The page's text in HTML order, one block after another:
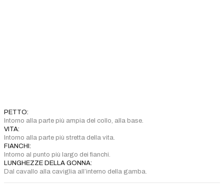
PETTO:
Intorno alla parte più ampia del collo, alla base.
VITA:
Intorno alla parte più stretta della vita.
FIANCHI:
Intorno al punto più largo dei fianchi.
LUNGHEZZE DELLA GONNA:
Dal cavallo alla caviglia all’interno della gamba.